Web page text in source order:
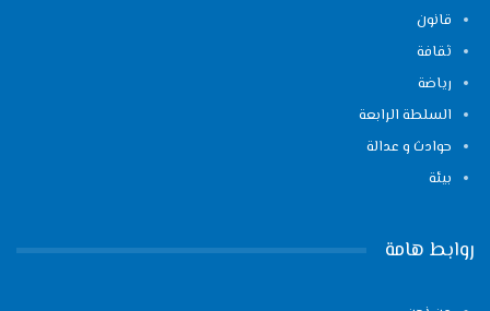
قانون
ثقافة
رياضة
السلطة الرابعة
حوادث و عدالة
بيئة
روابط هامة